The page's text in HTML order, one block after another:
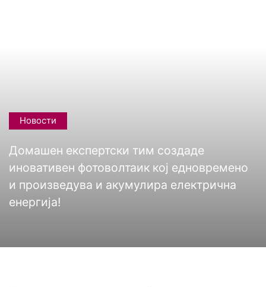
Новости
Домашен експертски тим создаде
иновативен фотоволтаик кој едновремено
и произведува и акумулира електрична
енергија!